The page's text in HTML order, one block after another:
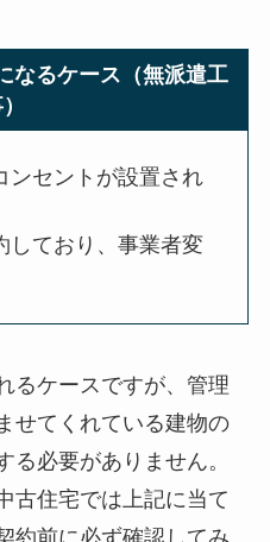
なるケース（無派遣工
ンセントが設置され
しており、事業者変
るケースですが、管理
せてくれている建物の
る必要がありません。
古住宅では上記に当て